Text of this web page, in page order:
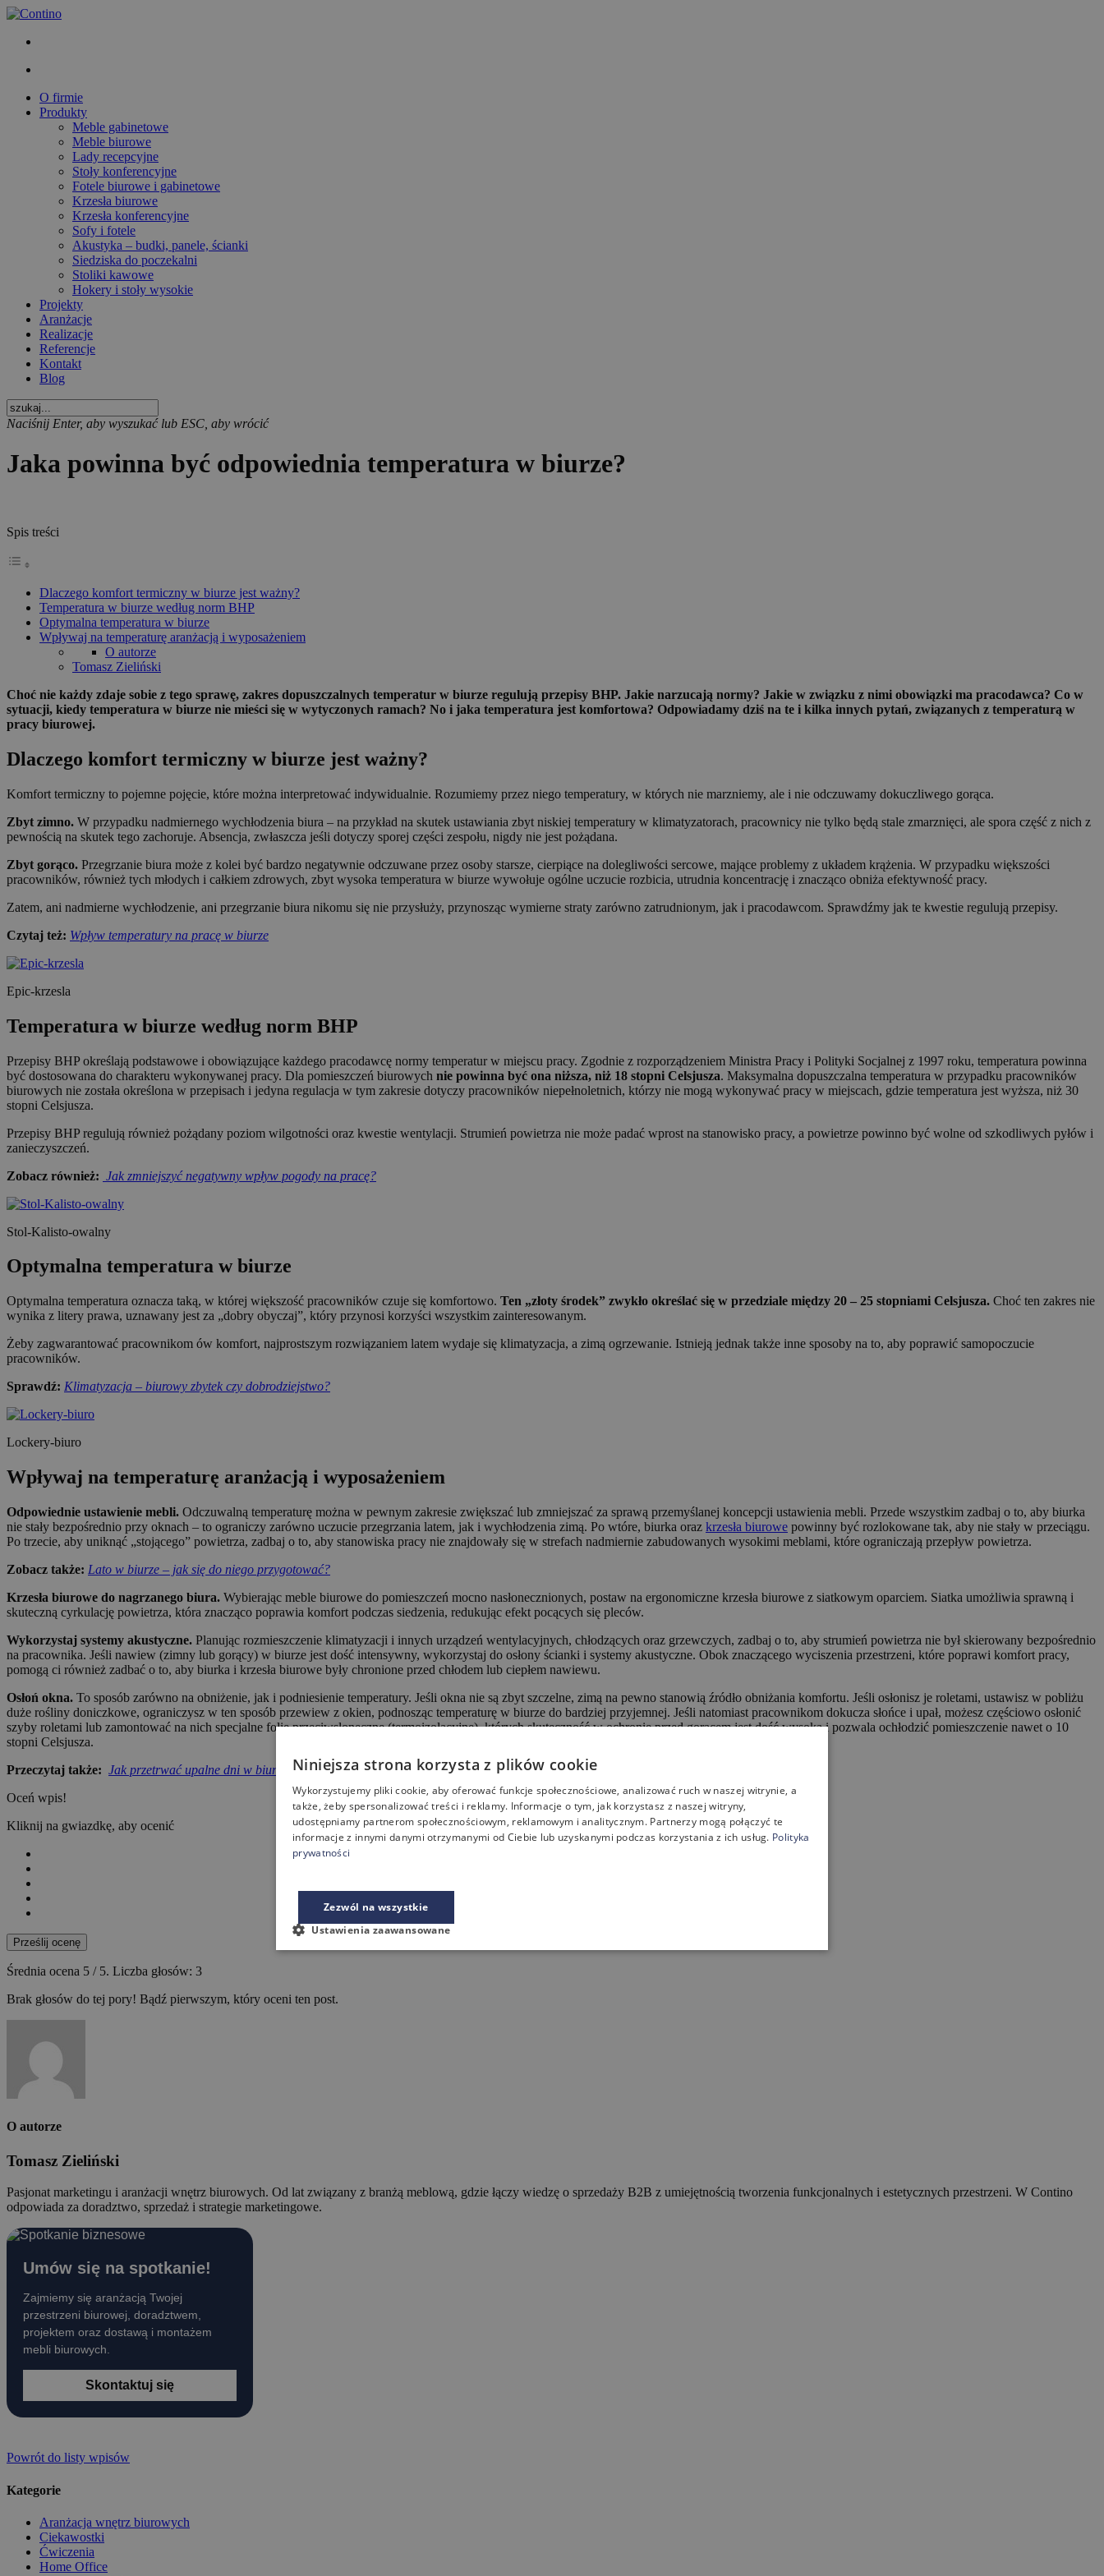
O firmie
Produkty
Meble gabinetowe
Meble biurowe
Lady recepcyjne
Stoły konferencyjne
Fotele biurowe i gabinetowe
Krzesła biurowe
Krzesła konferencyjne
Sofy i fotele
Akustyka – budki, panele, ścianki
Siedziska do poczekalni
Stoliki kawowe
Hokery i stoły wysokie
Projekty
Aranżacje
Realizacje
Referencje
Kontakt
Blog
Naciśnij Enter, aby wyszukać lub ESC, aby wrócić
Jaka powinna być odpowiednia temperatura w biurze?
Spis treści
Dlaczego komfort termiczny w biurze jest ważny?
Temperatura w biurze według norm BHP
Optymalna temperatura w biurze
Wpływaj na temperaturę aranżacją i wyposażeniem
O autorze
Tomasz Zieliński
Choć nie każdy zdaje sobie z tego sprawę, zakres dopuszczalnych temperatur w biurze regulują przepisy BHP. Jakie narzucają normy? Jakie w związku z nimi obowiązki ma pracodawca? Co w
sytuacji, kiedy temperatura w biurze nie mieści się w wytyczonych ramach? No i jaka temperatura jest komfortowa? Odpowiadamy dziś na te i kilka innych pytań, związanych z temperaturą w
pracy biurowej.
Dlaczego komfort termiczny w biurze jest ważny?
Komfort termiczny to pojemne pojęcie, które można interpretować indywidualnie. Rozumiemy przez niego temperatury, w których nie marzniemy, ale i nie odczuwamy dokuczliwego gorąca.
Zbyt zimno. W przypadku nadmiernego wychłodzenia biura – na przykład na skutek ustawiania zbyt niskiej temperatury w klimatyzatorach, pracownicy nie tylko będą stale zmarznięci, ale spora część z nich z
pewnością na skutek tego zachoruje. Absencja, zwłaszcza jeśli dotyczy sporej części zespołu, nigdy nie jest pożądana.
Zbyt gorąco. Przegrzanie biura może z kolei być bardzo negatywnie odczuwane przez osoby starsze, cierpiące na dolegliwości sercowe, mające problemy z układem krążenia. W przypadku większości
pracowników, również tych młodych i całkiem zdrowych, zbyt wysoka temperatura w biurze wywołuje ogólne uczucie rozbicia, utrudnia koncentrację i znacząco obniża efektywność pracy.
Zatem, ani nadmierne wychłodzenie, ani przegrzanie biura nikomu się nie przysłuży, przynosząc wymierne straty zarówno zatrudnionym, jak i pracodawcom. Sprawdźmy jak te kwestie regulują przepisy.
Czytaj też: Wpływ temperatury na pracę w biurze
Epic-krzesla
Temperatura w biurze według norm BHP
Przepisy BHP określają podstawowe i obowiązujące każdego pracodawcę normy temperatur w miejscu pracy. Zgodnie z rozporządzeniem Ministra Pracy i Polityki Socjalnej z 1997 roku, temperatura powinna
być dostosowana do charakteru wykonywanej pracy. Dla pomieszczeń biurowych nie powinna być ona niższa, niż 18 stopni Celsjusza. Maksymalna dopuszczalna temperatura w przypadku pracowników
biurowych nie została określona w przepisach i jedyna regulacja w tym zakresie dotyczy pracowników niepełnoletnich, którzy nie mogą wykonywać pracy w miejscach, gdzie temperatura jest wyższa, niż 30
stopni Celsjusza.
Przepisy BHP regulują również pożądany poziom wilgotności oraz kwestie wentylacji. Strumień powietrza nie może padać wprost na stanowisko pracy, a powietrze powinno być wolne od szkodliwych pyłów i
zanieczyszczeń.
Zobacz również: Jak zmniejszyć negatywny wpływ pogody na pracę?
Stol-Kalisto-owalny
Optymalna temperatura w biurze
Optymalna temperatura oznacza taką, w której większość pracowników czuje się komfortowo. Ten „złoty środek” zwykło określać się w przedziale między 20 – 25 stopniami Celsjusza. Choć ten zakres nie
wynika z litery prawa, uznawany jest za „dobry obyczaj”, który przynosi korzyści wszystkim zainteresowanym.
Żeby zagwarantować pracownikom ów komfort, najprostszym rozwiązaniem latem wydaje się klimatyzacja, a zimą ogrzewanie. Istnieją jednak także inne sposoby na to, aby poprawić samopoczucie
pracowników.
Sprawdź: Klimatyzacja – biurowy zbytek czy dobrodziejstwo?
Lockery-biuro
Wpływaj na temperaturę aranżacją i wyposażeniem
Odpowiednie ustawienie mebli. Odczuwalną temperaturę można w pewnym zakresie zwiększać lub zmniejszać za sprawą przemyślanej koncepcji ustawienia mebli. Przede wszystkim zadbaj o to, aby biurka
nie stały bezpośrednio przy oknach – to ograniczy zarówno uczucie przegrzania latem, jak i wychłodzenia zimą. Po wtóre, biurka oraz krzesła biurowe powinny być rozlokowane tak, aby nie stały w przeciągu.
Po trzecie, aby uniknąć „stojącego” powietrza, zadbaj o to, aby stanowiska pracy nie znajdowały się w strefach nadmiernie zabudowanych wysokimi meblami, które ograniczają przepływ powietrza.
Zobacz także: Lato w biurze – jak się do niego przygotować?
Krzesła biurowe do nagrzanego biura. Wybierając meble biurowe do pomieszczeń mocno nasłonecznionych, postaw na ergonomiczne krzesła biurowe z siatkowym oparciem. Siatka umożliwia sprawną i
skuteczną cyrkulację powietrza, która znacząco poprawia komfort podczas siedzenia, redukując efekt pocących się pleców.
Wykorzystaj systemy akustyczne. Planując rozmieszczenie klimatyzacji i innych urządzeń wentylacyjnych, chłodzących oraz grzewczych, zadbaj o to, aby strumień powietrza nie był skierowany bezpośrednio
na pracownika. Jeśli nawiew (zimny lub gorący) w biurze jest dość intensywny, wykorzystaj do osłony ścianki i systemy akustyczne. Obok znaczącego wyciszenia przestrzeni, które poprawi komfort pracy,
pomogą ci również zadbać o to, aby biurka i krzesła biurowe były chronione przed chłodem lub ciepłem nawiewu.
Osłoń okna. To sposób zarówno na obniżenie, jak i podniesienie temperatury. Jeśli okna nie są zbyt szczelne, zimą na pewno stanowią źródło obniżania komfortu. Jeśli osłonisz je roletami, ustawisz w pobliżu
duże rośliny doniczkowe, ograniczysz w ten sposób przewiew z okien, podnosząc temperaturę w biurze do bardziej przyjemnej. Jeśli natomiast pracownikom dokucza słońce i upał, możesz częściowo osłonić
szyby roletami lub zamontować na nich specjalne folie przeciwsłoneczne (termoizolacyjne), których skuteczność w ochronie przed gorącem jest dość wysoka i pozwala ochłodzić pomieszczenie nawet o 10
stopni Celsjusza.
Przeczytaj także: Jak przetrwać upalne dni w biurze?
Oceń wpis!
Kliknij na gwiazdkę, aby ocenić
Prześlij ocenę
Średnia ocena 5 / 5. Liczba głosów: 3
Brak głosów do tej pory! Bądź pierwszym, który oceni ten post.
O autorze
Tomasz Zieliński
Pasjonat marketingu i aranżacji wnętrz biurowych. Od lat związany z branżą meblową, gdzie łączy wiedzę o sprzedaży B2B z umiejętnością tworzenia funkcjonalnych i estetycznych przestrzeni. W Contino
odpowiada za doradztwo, sprzedaż i strategie marketingowe.
Umów się na spotkanie!
Zajmiemy się aranżacją Twojej
przestrzeni biurowej, doradztwem,
projektem oraz dostawą i montażem
mebli biurowych.
Skontaktuj się
Powrót do listy wpisów
Kategorie
Aranżacja wnętrz biurowych
Ciekawostki
Ćwiczenia
Home Office
Niniejsza strona korzysta z plików cookie
Wykorzystujemy pliki cookie, aby oferować funkcje społecznościowe, analizować ruch w naszej witrynie, a
także, żeby spersonalizować treści i reklamy. Informacje o tym, jak korzystasz z naszej witryny,
udostępniamy partnerom społecznościowym, reklamowym i analitycznym. Partnerzy mogą połączyć te
informacje z innymi danymi otrzymanymi od Ciebie lub uzyskanymi podczas korzystania z ich usług. Polityka
prywatności
Zezwól na wszystkie
Ustawienia zaawansowane